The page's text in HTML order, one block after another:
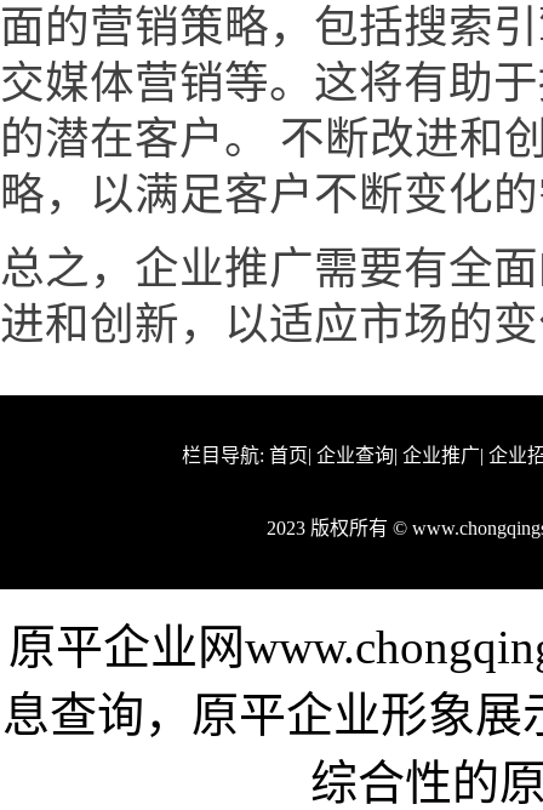
面的营销策略，包括搜索
交媒体营销等。这将有助
的潜在客户。 不断改进和
略，以满足客户不断变化
总之，企业推广需要有全
进和创新，以适应市场的
栏目导航: 首页| 企业查询| 企业推广| 企业
2023 版权所有 ©
原平企业网
息查询，原平企业形象
综合性的